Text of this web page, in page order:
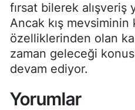
fırsat bilerek alışveriş
Ancak kış
özelliklerinden olan
zaman geleceği
devam ediyor.
Yorumlar